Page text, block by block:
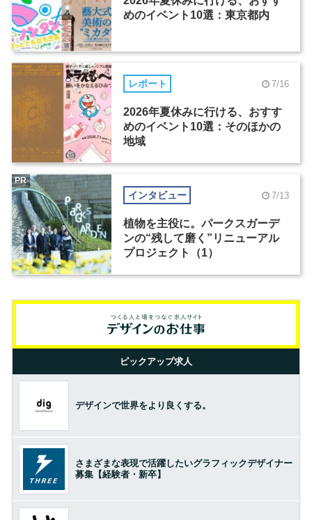
めのイベント10選：東京都内
レポート 7/16
2026年夏休みに行ける、おすす
めのイベント10選：そのほかの
地域
インタビュー 7/13
植物を主役に。パークスガーデ
ンの“残して磨く”リニューアル
プロジェクト（1）
PR
ピックアップ求人
デザインで世界をより良くする。
さまざまな表現で活躍したいグラフィックデザイナー
募集【経験者・新卒】